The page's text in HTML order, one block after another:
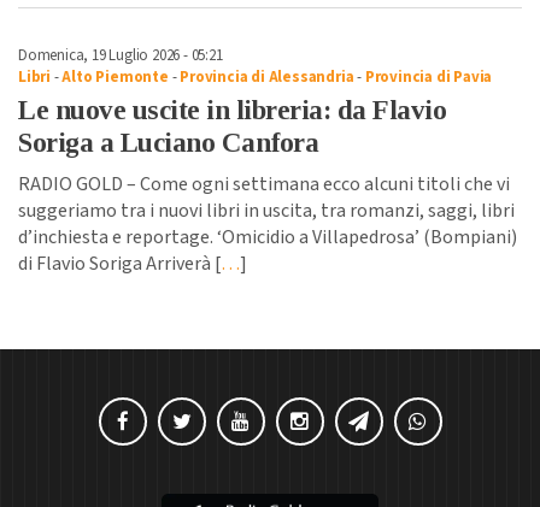
Domenica, 19 Luglio 2026 - 05:21
Libri -Alto Piemonte -Provincia di Alessandria- Provincia di Pavia
Le nuove uscite in libreria: da Flavio
Soriga a Luciano Canfora
RADIO GOLD – Come ogni settimana ecco alcuni titoli che vi
suggeriamo tra i nuovi libri in uscita, tra romanzi, saggi, libri
d’inchiesta e reportage. ‘Omicidio a Villapedrosa’ (Bompiani)
di Flavio Soriga Arriverà […]